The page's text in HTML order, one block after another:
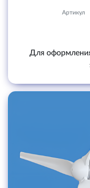
Артикул
Для